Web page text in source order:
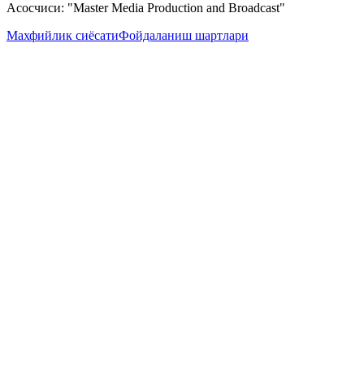
Асосчиси: "Master Media Production and Broadcast"
Махфийлик сиёсатиФойдаланиш шартлари